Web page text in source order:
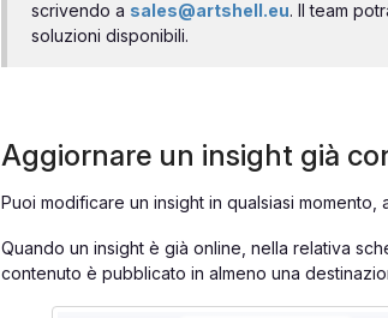
scrivendo a sales@artshell.eu. Il team
soluzioni disponibili.
Aggiornare un insight già
Puoi modificare un insight in qualsiasi
Quando un insight è già online, nella relativa
contenuto è pubblicato in almeno una